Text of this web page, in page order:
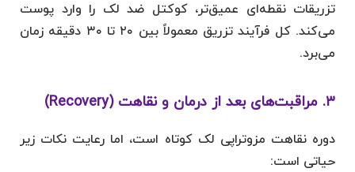
تزریقات نقطه‌ای عمیق‌تر، کوکتل ضد لک را وارد پوست
می‌کند. کل فرآیند تزریق معمولاً بین ۲۰ تا ۳۰ دقیقه زمان
می‌برد.
۳. مراقبت‌های بعد از درمان و نقاهت (Recovery)
دوره نقاهت مزوتراپی لک کوتاه است، اما رعایت نکات زیر
حیاتی است: